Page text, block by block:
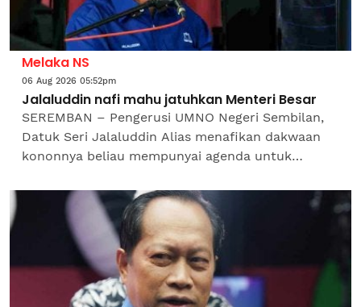
Melaka NS
06 Aug 2026 05:52pm
Jalaluddin nafi mahu jatuhkan Menteri Besar
SEREMBAN – Pengerusi UMNO Negeri Sembilan,
Datuk Seri Jalaluddin Alias menafikan dakwaan
kononnya beliau mempunyai agenda untuk
Negeri Sembilan.Beliau...